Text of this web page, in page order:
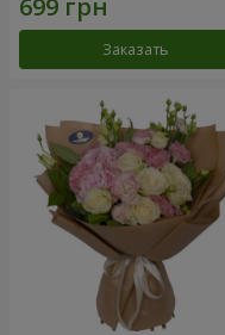
Заказать